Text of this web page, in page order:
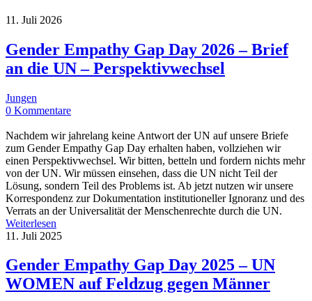
11. Juli 2026
Gender Empathy Gap Day 2026 – Brief
an die UN – Perspektivwechsel
Jungen
0 Kommentare
Nachdem wir jahrelang keine Antwort der UN auf unsere Briefe
zum Gender Empathy Gap Day erhalten haben, vollziehen wir
einen Perspektivwechsel. Wir bitten, betteln und fordern nichts mehr
von der UN. Wir müssen einsehen, dass die UN nicht Teil der
Lösung, sondern Teil des Problems ist. Ab jetzt nutzen wir unsere
Korrespondenz zur Dokumentation institutioneller Ignoranz und des
Verrats an der Universalität der Menschenrechte durch die UN.
Weiterlesen
11. Juli 2025
Gender Empathy Gap Day 2025 – UN
WOMEN auf Feldzug gegen Männer